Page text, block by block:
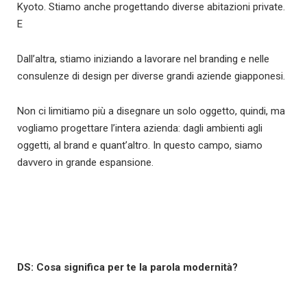
Kyoto. Stiamo anche progettando diverse abitazioni private.
E
Dall’altra, stiamo iniziando a lavorare nel branding e nelle
consulenze di design per diverse grandi aziende giapponesi.
Non ci limitiamo più a disegnare un solo oggetto, quindi, ma
vogliamo progettare l’intera azienda: dagli ambienti agli
oggetti, al brand e quant’altro. In questo campo, siamo
davvero in grande espansione.
DS: Cosa significa per te la parola modernità?